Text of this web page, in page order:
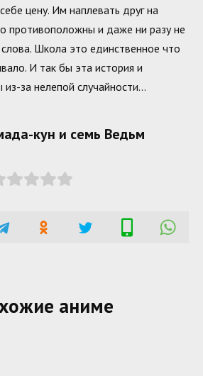
цену. Им наплевать друг на
противоположны и даже ни разу не
слова. Школа это единственное что
И так бы эта история и
из-за нелепой случайности…
кун и семь Ведьм
аниме